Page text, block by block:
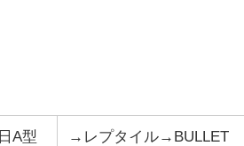
A型 →レプタイル→BULLET